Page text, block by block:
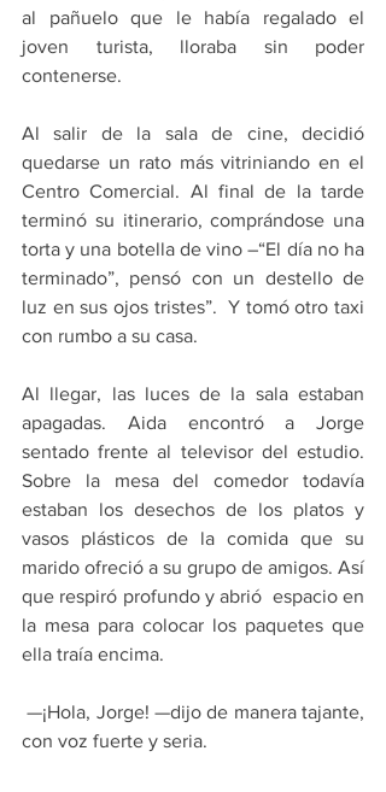
al pañuelo que le había regalado el
joven turista, lloraba sin poder
contenerse.
Al salir de la sala de cine, decidió
quedarse un rato más vitriniando en el
Centro Comercial. Al final de la tarde
terminó su itinerario, comprándose una
torta y una botella de vino –“El día no ha
terminado”, pensó con un destello de
luz en sus ojos tristes”.  Y tomó otro taxi
con rumbo a su casa.
Al llegar, las luces de la sala estaban
apagadas. Aida encontró a Jorge
sentado frente al televisor del estudio.
Sobre la mesa del comedor todavía
estaban los desechos de los platos y
vasos plásticos de la comida que su
marido ofreció a su grupo de amigos. Así
que respiró profundo y abrió  espacio en
la mesa para colocar los paquetes que
ella traía encima.
—¡Hola, Jorge! ­­—dijo de manera tajante,
con voz fuerte y seria.